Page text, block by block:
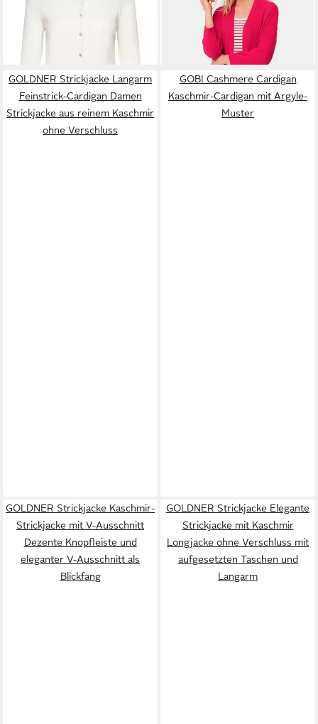
Kaschmir mit
Rundhalsausschnitt, Woll-
Kaschmir-Mix
149,00 €
Longstrickjacke mit Schlitzen
Individuelles Design mit
besonderem Kragen und
Stecktaschen
55,33 € UVP179,99 €
GOLDNER Strickjacke Langarm
Feinstrick-Cardigan Damen
Strickjacke aus reinem Kaschmir
ohne Verschluss
GOBI Cashmere Cardigan
Kaschmir-Cardigan mit Argyle-
Muster
GOLDNER Strickjacke Kaschmir-
Strickjacke mit V-Ausschnitt
Dezente Knopfleiste und
eleganter V-Ausschnitt als
Blickfang
GOLDNER Strickjacke Elegante
Strickjacke mit Kaschmir
Longjacke ohne Verschluss mit
aufgesetzten Taschen und
Langarm